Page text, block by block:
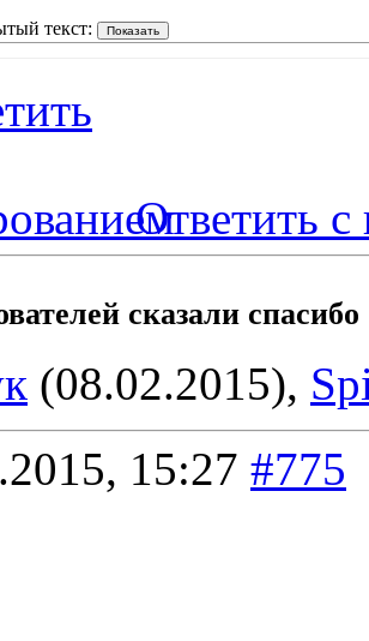
текст:
Ответить с
сказали
(08.02.2015),
15:27 #775